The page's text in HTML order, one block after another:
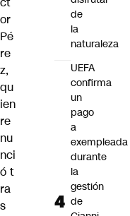
or
Pé
re
z,
qu
ien
re
nu
nci
ó t
ra
s
de
la
naturaleza
UEFA
confirma
un
pago
a
exempleada
durante
la
gestión
de